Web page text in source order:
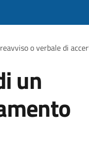
o verbale di
un